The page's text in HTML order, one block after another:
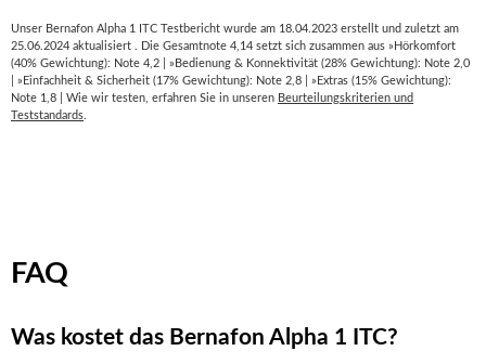
Unser Bernafon Alpha 1 ITC Testbericht wurde am 18.04.2023 erstellt und zuletzt am
25.06.2024 aktualisiert . Die Gesamtnote 4,14 setzt sich zusammen aus »Hörkomfort
(40% Gewichtung): Note 4,2 | »Bedienung & Konnektivität (28% Gewichtung): Note 2,0
| »Einfachheit & Sicherheit (17% Gewichtung): Note 2,8 | »Extras (15% Gewichtung):
Note 1,8 | Wie wir testen, erfahren Sie in unseren Beurteilungskriterien und
Teststandards
FAQ
Was kostet das Bernafon Alpha 1 ITC?